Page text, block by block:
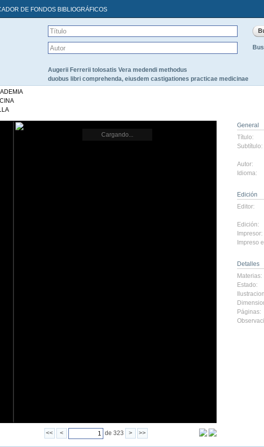
DE FONDOS BIBLIOGRÁFICOS
Augerii Ferrerii tolosatis Vera medendi methodus
duobus libri comprehenda, eiusdem castigationes practicae medicinae
Cargando...
<< < de 323 > >>
General
Título:
Subtítulo:
Autor:
Idioma:
Edición
Editor:
Edición:
Impresor:
Impreso
Detalles
Materias:
Estado:
Páginas: